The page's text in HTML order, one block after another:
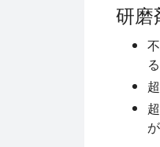
研磨
る